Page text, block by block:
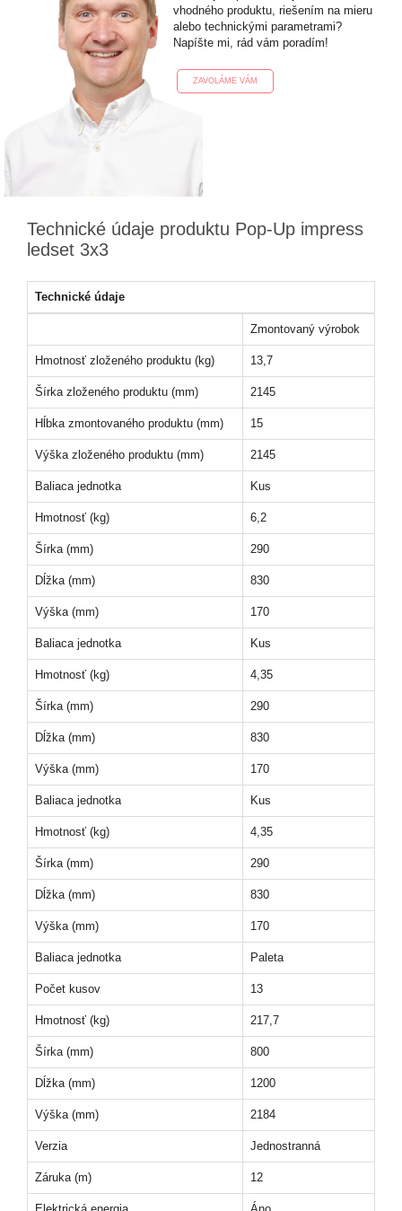
vhodného produktu, riešením na mieru
alebo technickými parametrami?
Napíšte mi, rád vám poradím!
ZAVOLÁME VÁM
Technické údaje produktu Pop-Up impress
ledset 3x3
Technické údaje
Zmontovaný výrobok
Hmotnosť zloženého produktu (kg) 13,7
Šírka zloženého produktu (mm) 2145
Hĺbka zmontovaného produktu (mm) 15
Výška zloženého produktu (mm) 2145
Baliaca jednotka Kus
Hmotnosť (kg) 6,2
Šírka (mm) 290
Dĺžka (mm) 830
Výška (mm) 170
Baliaca jednotka Kus
Hmotnosť (kg) 4,35
Šírka (mm) 290
Dĺžka (mm) 830
Výška (mm) 170
Baliaca jednotka Kus
Hmotnosť (kg) 4,35
Šírka (mm) 290
Dĺžka (mm) 830
Výška (mm) 170
Baliaca jednotka Paleta
Počet kusov 13
Hmotnosť (kg) 217,7
Šírka (mm) 800
Dĺžka (mm) 1200
Výška (mm) 2184
Verzia Jednostranná
Záruka (m) 12
Elektrická energia Áno